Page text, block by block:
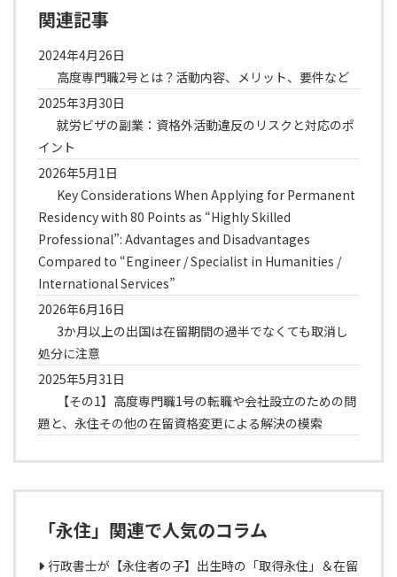
関連記事
2024年4月26日
高度専門職2号とは？活動内容、メリット、要件など
2025年3月30日
就労ビザの副業：資格外活動違反のリスクと対応のポ
イント
2026年5月1日
Key Considerations When Applying for Permanent
Residency with 80 Points as “Highly Skilled
Professional”: Advantages and Disadvantages
Compared to “Engineer / Specialist in Humanities /
International Services”
2026年6月16日
3か月以上の出国は在留期間の過半でなくても取消し
処分に注意
2025年5月31日
【その1】高度専門職1号の転職や会社設立のための問
題と、永住その他の在留資格変更による解決の模索
「永住」関連で人気のコラム
行政書士が【永住者の子】出生時の「取得永住」＆在留